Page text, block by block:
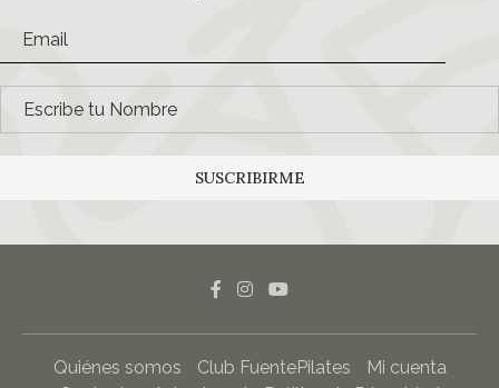
SUSCRIBIRME
Quiénes somos Club FuentePilates
Mi cuenta